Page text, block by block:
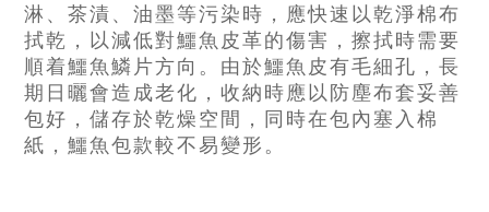
淋、茶漬、油墨等污染時，應快速以乾淨棉布
拭乾，以減低對鱷魚皮革的傷害，擦拭時需要
順着鱷魚鱗片方向。由於鱷魚皮有毛細孔，長
期日曬會造成老化，收納時應以防塵布套妥善
包好，儲存於乾燥空間，同時在包內塞入棉
紙，鱷魚包款較不易變形。